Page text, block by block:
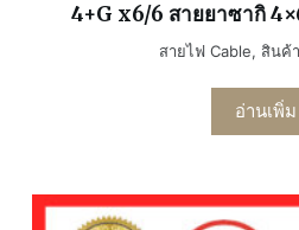
4+G x6/6 สายยาซากิ
สายไฟ Cable, สินค้
อ่านเพิ่ม